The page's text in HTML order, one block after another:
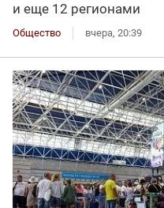
и еще 12 регионами
Общество вчера, 20:39